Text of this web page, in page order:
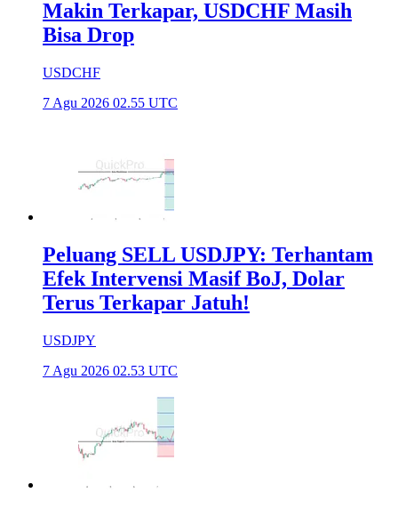
Makin Terkapar, USDCHF Masih
Bisa Drop
USDCHF
7 Agu 2026 02.55 UTC
Peluang SELL USDJPY: Terhantam
Efek Intervensi Masif BoJ, Dolar
Terus Terkapar Jatuh!
USDJPY
7 Agu 2026 02.53 UTC